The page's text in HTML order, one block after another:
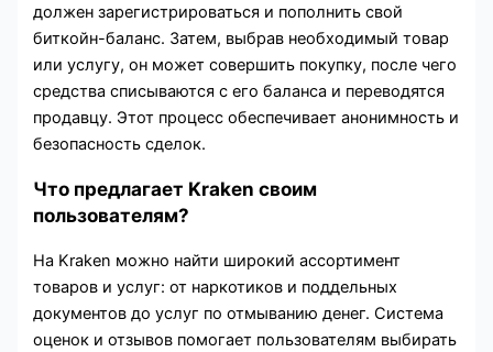
должен зарегистрироваться и пополнить свой
биткойн-баланс. Затем, выбрав необходимый товар
или услугу, он может совершить покупку, после чего
средства списываются с его баланса и переводятся
продавцу. Этот процесс обеспечивает анонимность и
безопасность сделок.
Что предлагает Kraken своим
пользователям?
На Kraken можно найти широкий ассортимент
товаров и услуг: от наркотиков и поддельных
документов до услуг по отмыванию денег. Система
оценок и отзывов помогает пользователям выбирать